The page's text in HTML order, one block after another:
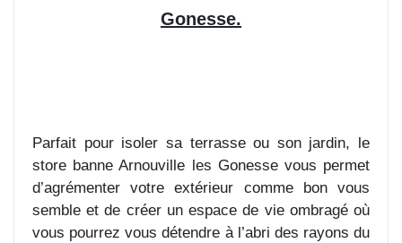
Gonesse.
Parfait pour isoler sa terrasse ou son jardin, le
store banne Arnouville les Gonesse vous permet
d’agrémenter votre extérieur comme bon vous
semble et de créer un espace de vie ombragé où
vous pourrez vous détendre à l’abri des rayons du